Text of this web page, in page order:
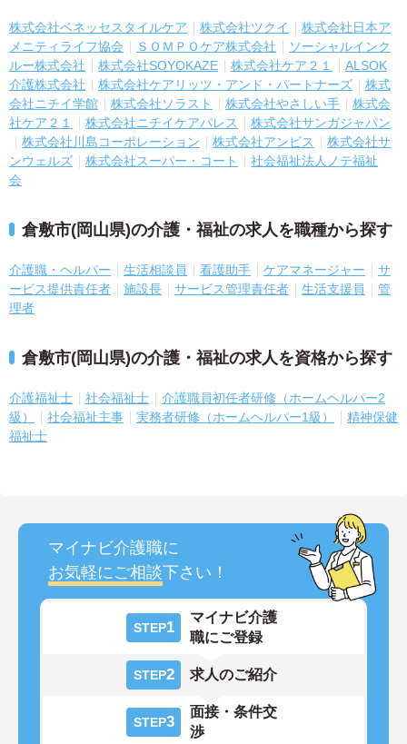
株式会社ベネッセスタイルケア 株式会社ツクイ
株式会社日本ア
メニティライフ協会
ＳＯＭＰＯケア株式会社
ソーシャルインク
ルー株式会社
株式会社SOYOKAZE 株式会社ケア２１
ALSOK
介護株式会社
株式会社ケアリッツ・アンド・パートナーズ
株式
会社ニチイ学館
株式会社ソラスト 株式会社やさしい手
株式会
社ケア２１
株式会社ニチイケアパレス
株式会社サンガジャパン
株式会社川島コーポレーション
株式会社アンビス
株式会社サ
ンウェルズ
株式会社スーパー・コート
社会福祉法人ノテ福祉
会
倉敷市(岡山県)の介護・福祉の求人を職種から探す
介護職・ヘルパー 生活相談員 看護助手 ケアマネージャー
サ
ービス提供責任者
施設長 サービス管理責任者 生活支援員
管
理者
倉敷市(岡山県)の介護・福祉の求人を資格から探す
介護福祉士 社会福祉士
介護職員初任者研修（ホームヘルパー2
級）
社会福祉主事 実務者研修（ホームヘルパー1級）
精神保健
福祉士
マイナビ介護職に
お気軽にご相談下さい！
STEP1
マイナビ介護
職にご登録
STEP2 求人のご紹介
STEP3
面接・条件交
渉